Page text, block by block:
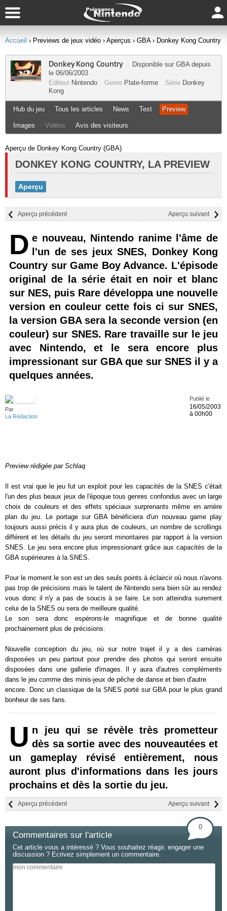
Accueil › Previews de jeux vidéo › Aperçus › GBA› Donkey Kong Country
Donkey Kong Country Disponible sur GBAdepuis
le 06/06/2003
Editeur Nintendo Genre Plate-forme Série Donkey
Kong
Hub du jeu Tous les articles News Test Preview
Images Vidéos Avis des visiteurs
Aperçu de Donkey Kong Country (GBA)
DONKEY KONG COUNTRY, LA PREVIEW
Aperçu
Aperçu suivant
Aperçu précédent
D e nouveau, Nintendo ranime l'âme de
l'un de ses jeux SNES, Donkey Kong
Country sur Game Boy Advance. L'épisode
original de la série était en noir et blanc
sur NES, puis Rare développa une nouvelle
version en couleur cette fois ci sur SNES,
la version GBA sera la seconde version (en
couleur) sur SNES. Rare travaille sur le jeu
avec Nintendo, et le sera encore plus
impressionant sur GBA que sur SNES il y a
quelques années.
Par
La Rédaction
Publié le
16/05/2003
à 00h00
Preview rédigée par Schlaq
Il est vrai que le jeu fut un exploit pour les capacités de la SNES c'était
l'un des plus beaux jeux de l'époque tous genres confondus avec un large
choix de couleurs et des effets spéciaux surprenants même en arrière
plan du jeu. Le portage sur GBA bénéficiera d'un nouveau game play
toujours aussi précis il y aura plus de couleurs, un nombre de scrollings
différent et les détails du jeu seront minoritaires par rapport à la version
SNES. Le jeu sera encore plus impressionant grâce aux capacités de la
GBA supérieures à la SNES.
Pour le moment le son est un des seuls points à éclaircir où nous n'avons
pas trop de précisions mais le talent de Nintendo sera bien sûr au rendez
vous donc il n'y a pas de soucis à se faire. Le son atteindra surement
celui de la SNES ou sera de meilleure qualité.
Le son sera donc espérons-le magnifique et de bonne qualité
prochainement plus de précisions.
Nouvelle conception du jeu, où sur notre trajet il y a des caméras
disposées un peu partout pour prendre des photos qui seront ensuite
disposées dans une gallerie d'images. Il y aura d'autres compléments
dans le jeu comme des minis-jeux de pêche de danse et bien d'autre
encore. Donc un classique de la SNES porté sur GBA pour le plus grand
bonheur de ses fans.
U n jeu qui se révèle très prometteur
dès sa sortie avec des nouveautées et
un gameplay révisé entièrement, nous
auront plus d'informations dans les jours
prochains et dès la sortie du jeu.
Aperçu suivant
Aperçu précédent
Commentaires sur l'article
0
Cet article vous a intéressé ? Vous souhaitez réagir, engager une
discussion ? Ecrivez simplement un commentaire.